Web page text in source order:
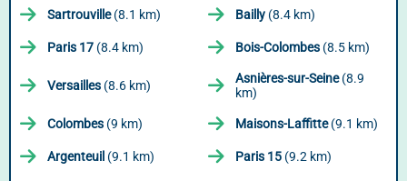
Sartrouville(8.1 km) Bailly (8.4 km)
Paris 17 (8.4 km) Bois-Colombes (8.5 km)
Versailles (8.6 km) Asnières-sur-Seine(8.9
km)
Colombes (9 km) Maisons-Laffitte(9.1 km)
Argenteuil (9.1 km) Paris 15 (9.2 km)